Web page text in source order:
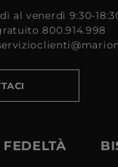
al venerdì 9:30-
800.914.998